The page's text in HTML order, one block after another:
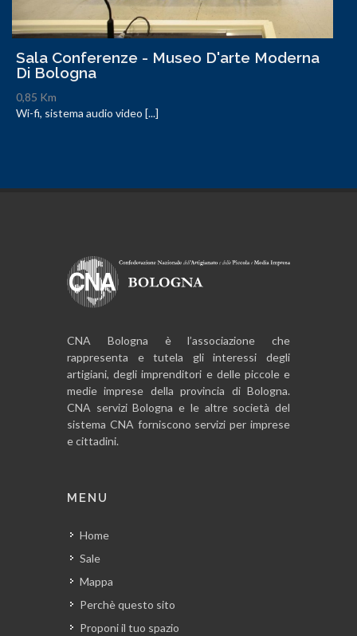
Sala Conferenze - Museo D'arte Moderna
Di Bologna
0,85 Km
Wi-fi, sistema audio video [...]
CNA Bologna è l’associazione che
rappresenta e tutela gli interessi degli
artigiani, degli imprenditori e delle piccole e
medie imprese della provincia di Bologna.
CNA servizi Bologna e le altre società del
sistema CNA forniscono servizi per imprese
e cittadini.
MENU
Home
Sale
Mappa
Perchè questo sito
Proponi il tuo spazio